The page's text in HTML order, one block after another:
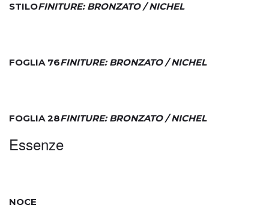
STILOFINITURE: BRONZATO / NICHEL
FOGLIA 76FINITURE: BRONZATO / NICHEL
FOGLIA 28FINITURE: BRONZATO / NICHEL
Essenze
NOCE